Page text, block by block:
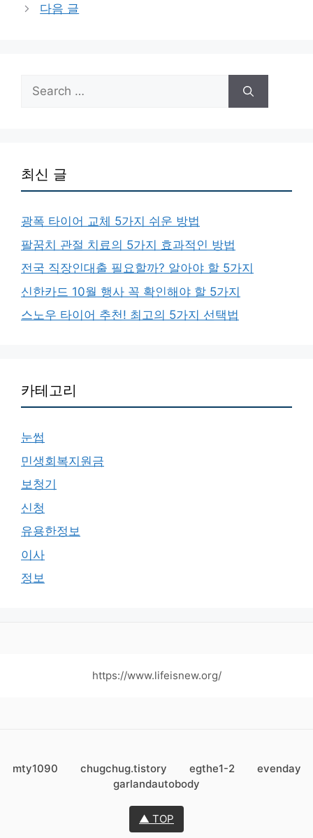
다음 글
Search
for:
최신 글
광폭 타이어 교체 5가지 쉬운 방법
팔꿈치 관절 치료의 5가지 효과적인 방법
전국 직장인대출 필요할까? 알아야 할 5가지
신한카드 10월 행사 꼭 확인해야 할 5가지
스노우 타이어 추천! 최고의 5가지 선택법
카테고리
눈썹
민생회복지원금
보청기
신청
유용한정보
이사
정보
https://www.lifeisnew.org/
mty1090 chugchug.tistory egthe1-2
evenday
garlandautobody
▲ TOP